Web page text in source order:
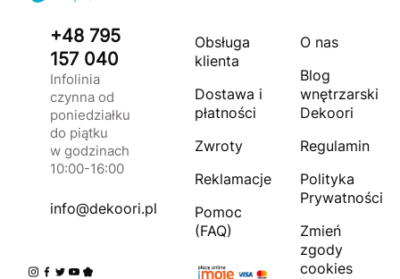
+48 795
157 040
Infolinia
czynna od
poniedziałku
do piątku
w godzinach
10:00-16:00
info@dekoori.pl
Obsługa
klienta
Dostawa i
płatności
Zwroty
Reklamacje
Pomoc
(FAQ)
O nas
Blog
wnętrzarski
Dekoori
Regulamin
Polityka
Prywatności
Zmień
zgody
cookies